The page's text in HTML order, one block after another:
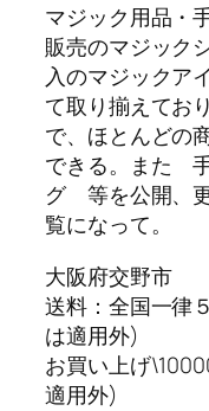
マジック用品・
販売のマジック
入のマジックア
て取り揃えてお
で、ほとんどの
できる。また
グ 等を公開、
覧になって。
大阪府交野市
送料：全国一律
は適用外)
お買い上げ
適用外)